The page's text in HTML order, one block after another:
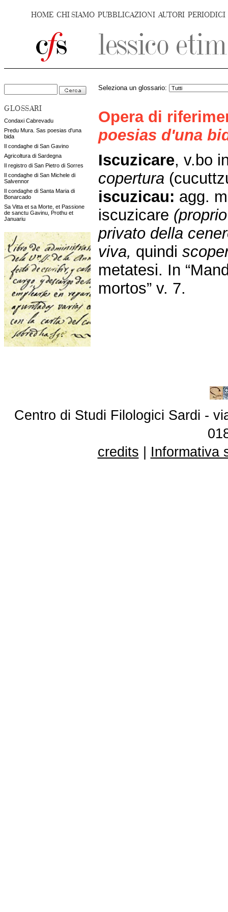
HOME CHI SIAMO PUBBLICAZIONI AUTORI PERIODICI
GLOSSARI
Condaxi Cabrevadu
Predu Mura. Sas poesias d'una
bida
Il condaghe di San Gavino
Agricoltura di Sardegna
Il registro di San Pietro di Sorres
Il condaghe di San Michele di
Salvennor
Il condaghe di Santa Maria di
Bonarcado
Sa Vitta et sa Morte, et Passione
de sanctu Gavinu, Prothu et
Januariu
Seleziona un glossario:
Opera di
poesias d'una
Iscuzicare, v.bo
copertura
iscuzicau: agg.
iscuzicare
privato della
viva, quindi
metatesi. In
mortos” v. 7.
Centro di Studi Filologici Sardi -
credits
Informativa